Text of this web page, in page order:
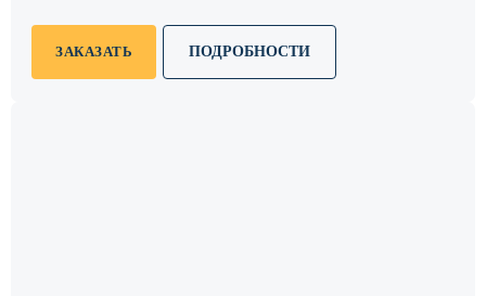
ЗАКАЗАТЬ ПОДРОБНОСТИ